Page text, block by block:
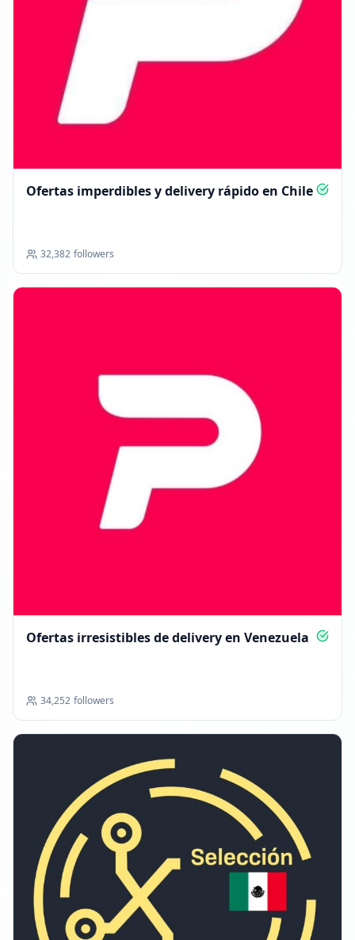
Ofertas imperdibles y delivery rápido en Chile
32,382 followers
Ofertas irresistibles de delivery en Venezuela
34,252 followers